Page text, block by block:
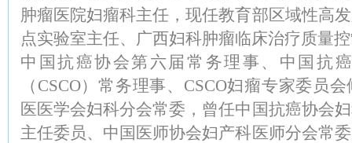
肿瘤医院妇瘤科主任，现任教育部区域性高
点实验室主任、广西妇科肿瘤临床治疗质量
中国抗癌协会第六届常务理事、中国抗
（CSCO）常务理事、CSCO妇瘤专家委员
医医学会妇科分会常委，曾任中国抗癌协会
主任委员、中国医师协会妇产科医师分会常